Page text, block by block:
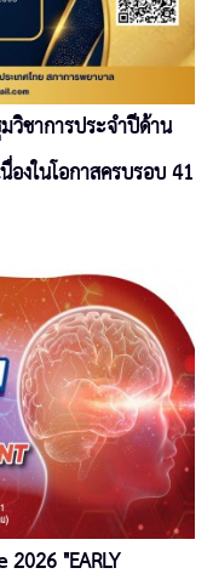
วิชาการประจำปีด้าน
งในโอกาสครบรอบ 41
"EARLY